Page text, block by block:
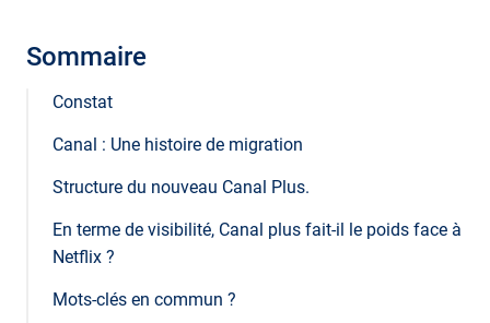
Sommaire
Constat
Canal : Une histoire de migration
Structure du nouveau Canal Plus.
En terme de visibilité, Canal plus fait-il le poids face à
Netflix ?
Mots-clés en commun ?